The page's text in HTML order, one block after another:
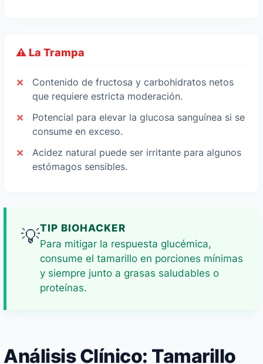
⚠️ La Trampa
Contenido de fructosa y carbohidratos netos
que requiere estricta moderación.
Potencial para elevar la glucosa sanguínea si se
consume en exceso.
Acidez natural puede ser irritante para algunos
estómagos sensibles.
💡TIP BIOHACKER
Para mitigar la respuesta glucémica,
consume el tamarillo en porciones mínimas
y siempre junto a grasas saludables o
proteínas.
Análisis Clínico: Tamarillo